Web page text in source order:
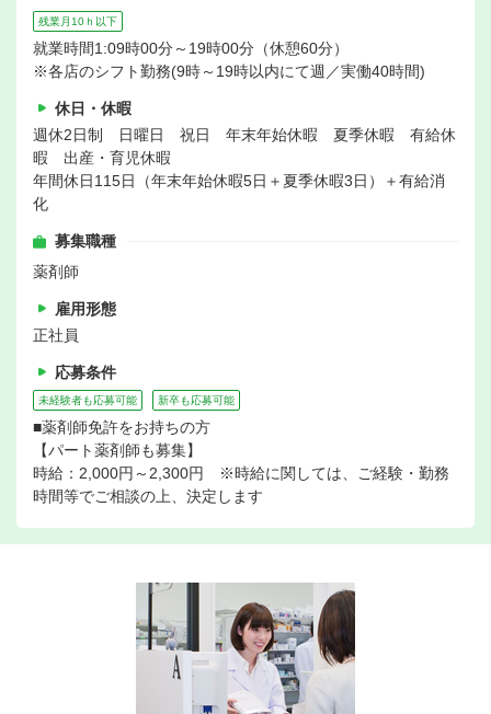
残業月10ｈ以下
就業時間1:09時00分～19時00分（休憩60分）
※各店のシフト勤務(9時～19時以内にて週／実働40時間)
休日・休暇
週休2日制 日曜日 祝日 年末年始休暇 夏季休暇 有給休
暇 出産・育児休暇
年間休日115日（年末年始休暇5日＋夏季休暇3日）＋有給消
化
募集職種
薬剤師
雇用形態
正社員
応募条件
未経験者も応募可能 新卒も応募可能
■薬剤師免許をお持ちの方
【パート薬剤師も募集】
時給：2,000円～2,300円 ※時給に関しては、ご経験・勤務
時間等でご相談の上、決定します